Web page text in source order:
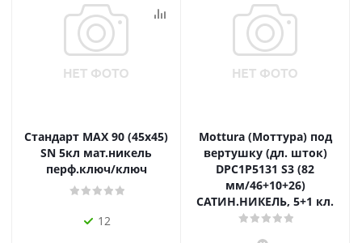
Стандарт MAX 90 (45х45)
SN 5кл мат.никель
перф.ключ/ключ
12
Mottura (Моттура) под
вертушку (дл. шток)
DPC1P5131 S3 (82
мм/46+10+26)
САТИН.НИКЕЛЬ, 5+1 кл.